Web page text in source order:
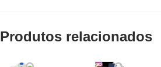
Produtos relacionados